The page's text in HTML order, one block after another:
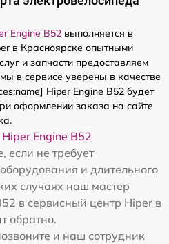
Engine B52 выполняется в
в Красноярске опытными
и запчасти предоставляем
в сервисе уверены в качестве
Hiper Engine B52 будет
оформлении заказа на сайте
Engine B52
если не требует
и длительного
случаях наш мастер
в сервисный центр Hiper в
обратно.
и наш сотрудник